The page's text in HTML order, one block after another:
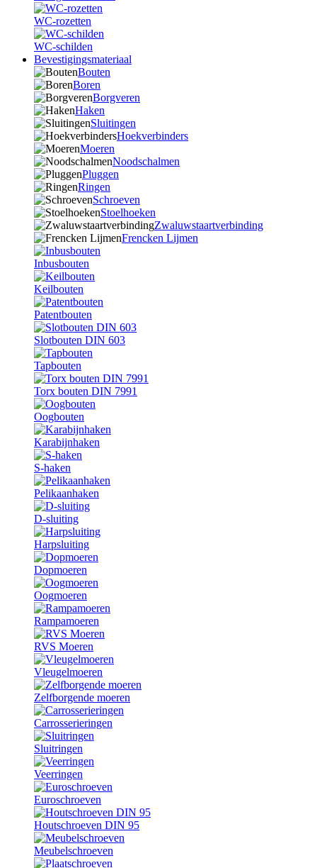
WC-rozetten
WC-schilden
Bevestigingsmateriaal
Bouten
Boren
Borgveren
Haken
Sluitingen
Hoekverbinders
Moeren
Noodschalmen
Pluggen
Ringen
Schroeven
Stoelhoeken
Zwaluwstaartverbinding
Frencken Lijmen
Inbusbouten
Keilbouten
Patentbouten
Slotbouten DIN 603
Tapbouten
Torx bouten DIN 7991
Oogbouten
Karabijnhaken
S-haken
Pelikaanhaken
D-sluiting
Harpsluiting
Dopmoeren
Oogmoeren
Rampamoeren
RVS Moeren
Vleugelmoeren
Zelfborgende moeren
Carrosserieringen
Sluitringen
Veerringen
Euroschroeven
Houtschroeven DIN 95
Meubelschroeven